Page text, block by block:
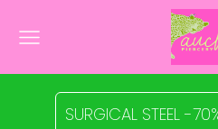
SURGICAL STEEL -